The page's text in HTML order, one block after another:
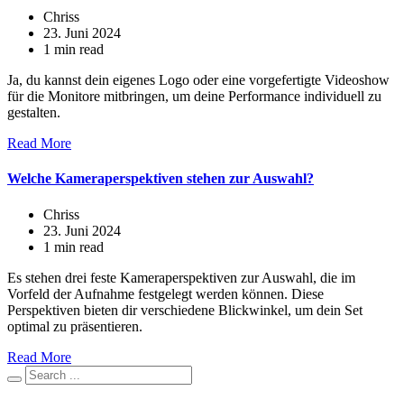
Chriss
23. Juni 2024
1 min read
Ja, du kannst dein eigenes Logo oder eine vorgefertigte Videoshow
für die Monitore mitbringen, um deine Performance individuell zu
gestalten.
Read More
Welche Kameraperspektiven stehen zur Auswahl?
Chriss
23. Juni 2024
1 min read
Es stehen drei feste Kameraperspektiven zur Auswahl, die im
Vorfeld der Aufnahme festgelegt werden können. Diese
Perspektiven bieten dir verschiedene Blickwinkel, um dein Set
optimal zu präsentieren.
Read More